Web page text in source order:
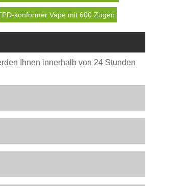
konformer Vape mit 600 Zügen
Ihnen innerhalb von 24 Stunden